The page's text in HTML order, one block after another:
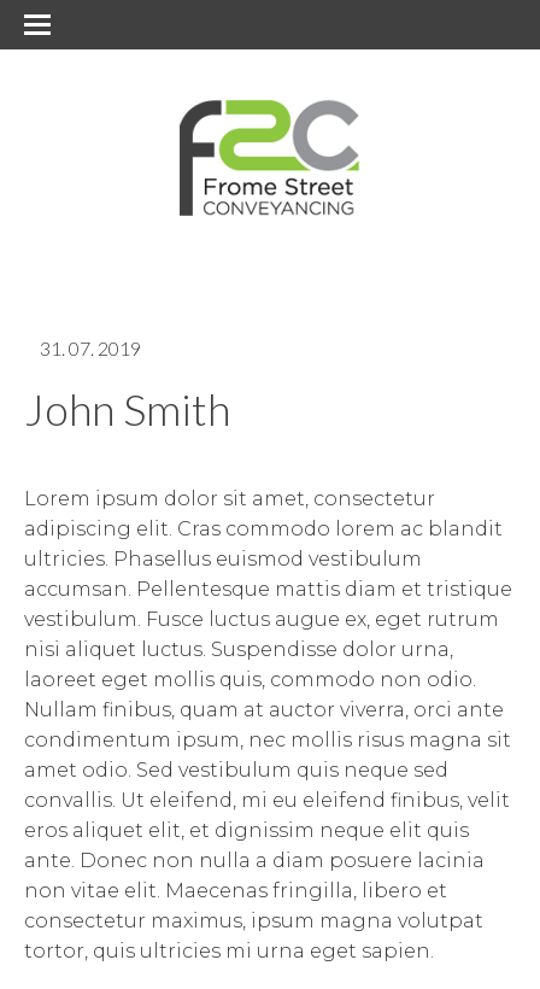
31. 07. 2019
John Smith
Lorem ipsum dolor sit amet, consectetur
adipiscing elit. Cras commodo lorem ac blandit
ultricies. Phasellus euismod vestibulum
accumsan. Pellentesque mattis diam et tristique
vestibulum. Fusce luctus augue ex, eget rutrum
nisi aliquet luctus. Suspendisse dolor urna,
laoreet eget mollis quis, commodo non odio.
Nullam finibus, quam at auctor viverra, orci ante
condimentum ipsum, nec mollis risus magna sit
amet odio. Sed vestibulum quis neque sed
convallis. Ut eleifend, mi eu eleifend finibus, velit
eros aliquet elit, et dignissim neque elit quis
ante. Donec non nulla a diam posuere lacinia
non vitae elit. Maecenas fringilla, libero et
consectetur maximus, ipsum magna volutpat
tortor, quis ultricies mi urna eget sapien.